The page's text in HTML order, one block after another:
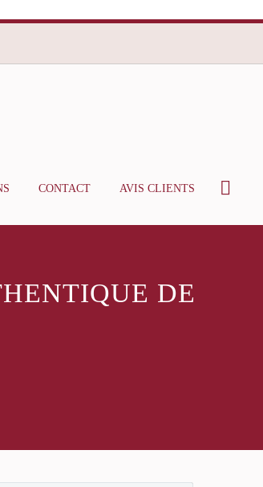
CONTACT AVIS CLIENTS
DE